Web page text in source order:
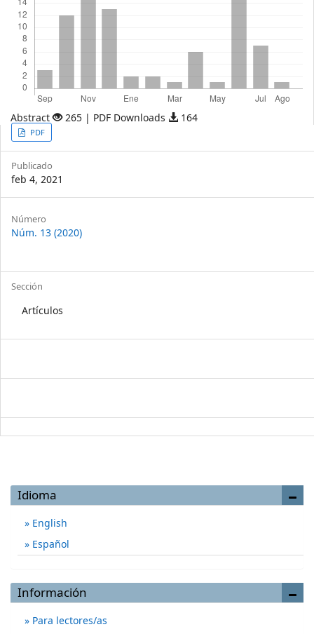
Abstract 265 | PDF Downloads 164
Article
Sidebar
PDF
Publicado
feb 4, 2021
Article
Details
Número
Núm. 13 (2020)
Sección
Artículos
Idioma
English
Español
Información
Para lectores/as